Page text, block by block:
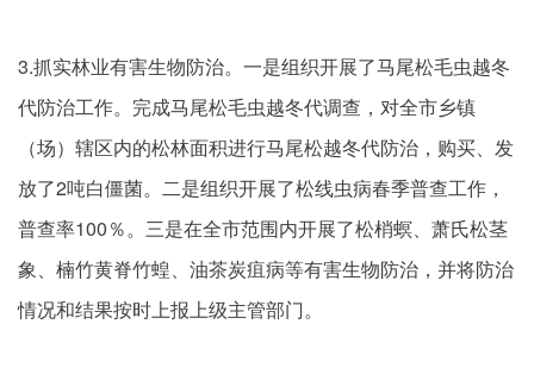
3.抓实林业有害生物防治。一是组织开展了马尾松毛虫越冬
代防治工作。完成马尾松毛虫越冬代调查，对全市乡镇
（场）辖区内的松林面积进行马尾松越冬代防治，购买、发
放了2吨白僵菌。二是组织开展了松线虫病春季普查工作，
普查率100％。三是在全市范围内开展了松梢螟、萧氏松茎
象、楠竹黄脊竹蝗、油茶炭疽病等有害生物防治，并将防治
情况和结果按时上报上级主管部门。